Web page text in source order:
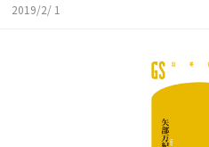
2019/2/ 1